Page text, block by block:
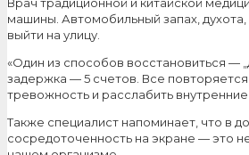
машины. Автомобильный запах,
выйти на улицу.
«Один из способов восстановиться —
задержка — 5 счетов. Все
тревожность и расслабить
Также специалист напоминает, что в
сосредоточенность на экране — это